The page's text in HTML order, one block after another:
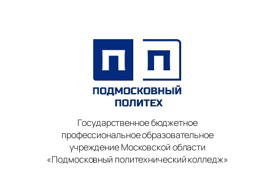
Государственное бюджетное
профессиональное образовательное
учреждение Московской области
«Подмосковный политехнический колледж»